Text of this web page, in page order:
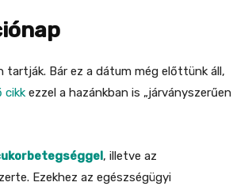
tartják. Bár ez a dátum még előttünk áll,
cikk ezzel a hazánkban is „járványszerűen
, illetve az
Ezekhez az egészségügyi